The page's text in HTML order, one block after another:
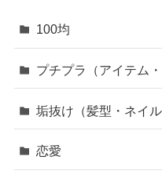
100均
プチプラ（アイテム
垢抜け（髪型・ネイ
恋愛